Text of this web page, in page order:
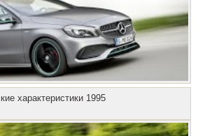
характеристики 1995